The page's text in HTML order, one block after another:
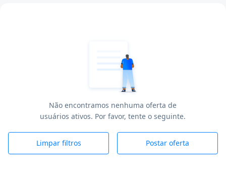
Não encontramos nenhuma oferta de
usuários ativos. Por favor, tente o seguinte.
Limpar filtros Postar oferta